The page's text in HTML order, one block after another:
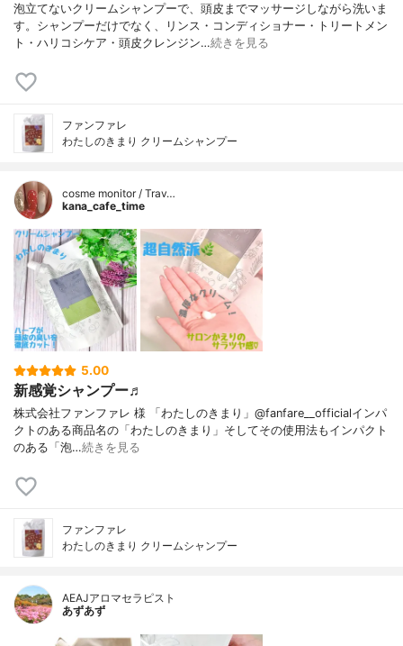
泡立てないクリームシャンプーで、頭皮までマッサージしながら洗いま
す。シャンプーだけでなく、リンス・コンディショナー・トリートメン
ト・ハリコシケア・頭皮クレンジン…続きを見る
ファンファレ
わたしのきまり クリームシャンプー
cosme monitor / Trav…
kana_cafe_time
5.00
新感覚シャンプー♬
株式会社ファンファレ 様 「わたしのきまり」@fanfare__officialインパ
クトのある商品名の「わたしのきまり」そしてその使用法もインパクト
のある「泡…続きを見る
ファンファレ
わたしのきまり クリームシャンプー
AEAJアロマセラピスト
あずあず